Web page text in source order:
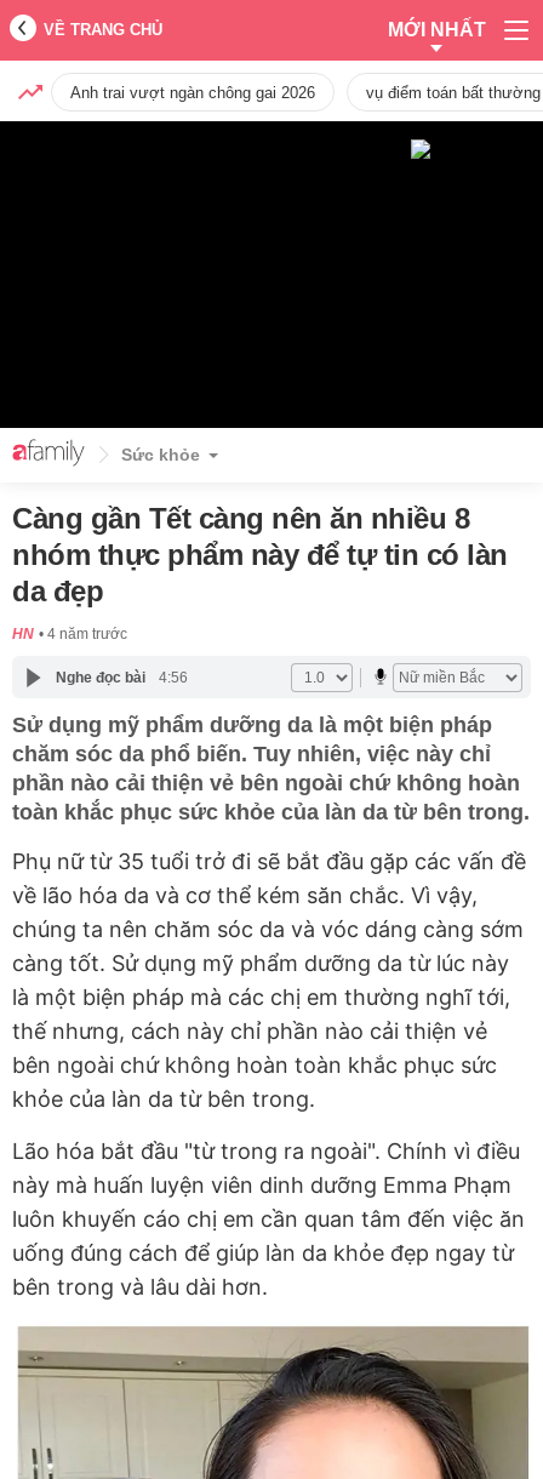
VỀ TRANG CHỦ MỚI NHẤT
Anh trai vượt ngàn chông gai 2026 vụ điểm toán bất
Sức khỏe
Càng gần Tết càng nên ăn nhiều 8
nhóm thực phẩm này để tự tin có làn
da đẹp
HN 4 năm trước
Nghe đọc bài 4:56
Sử dụng mỹ phẩm dưỡng da là một biện pháp
chăm sóc da phổ biến. Tuy nhiên, việc này chỉ
phần nào cải thiện vẻ bên ngoài chứ không hoàn
toàn khắc phục sức khỏe của làn da từ bên trong.
Phụ nữ từ 35 tuổi trở đi sẽ bắt đầu gặp các vấn đề
về lão hóa da và cơ thể kém săn chắc. Vì vậy,
chúng ta nên chăm sóc da và vóc dáng càng sớm
càng tốt. Sử dụng mỹ phẩm dưỡng da từ lúc này
là một biện pháp mà các chị em thường nghĩ tới,
thế nhưng, cách này chỉ phần nào cải thiện vẻ
bên ngoài chứ không hoàn toàn khắc phục sức
khỏe của làn da từ bên trong.
Lão hóa bắt đầu "từ trong ra ngoài". Chính vì điều
này mà huấn luyện viên dinh dưỡng Emma Phạm
luôn khuyến cáo chị em cần quan tâm đến việc ăn
uống đúng cách để giúp làn da khỏe đẹp ngay từ
bên trong và lâu dài hơn.